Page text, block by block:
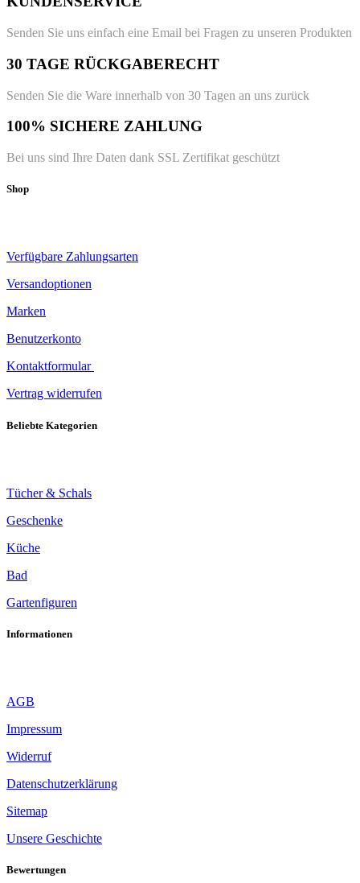
Senden Sie uns einfach eine Email bei Fragen zu unseren Produkten
30 TAGE RÜCKGABERECHT
Senden Sie die Ware innerhalb von 30 Tagen an uns zurück
100% SICHERE ZAHLUNG
Bei uns sind Ihre Daten dank SSL Zertifikat geschützt
Shop
Verfügbare Zahlungsarten
Versandoptionen
Marken
Benutzerkonto
Kontaktformular
Vertrag widerrufen
Beliebte Kategorien
Tücher & Schals
Geschenke
Küche
Bad
Gartenfiguren
Informationen
AGB
Impressum
Widerruf
Datenschutzerklärung
Sitemap
Unsere Geschichte
Bewertungen